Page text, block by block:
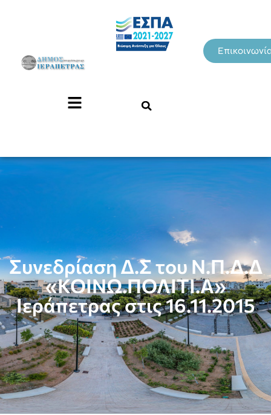
Συνεδρίαση Δ.Σ του Ν.Π.Δ.Δ
«ΚΟΙΝΩ.ΠΟΛΙΤΙ.Α»
Ιεράπετρας στις 16.11.2015